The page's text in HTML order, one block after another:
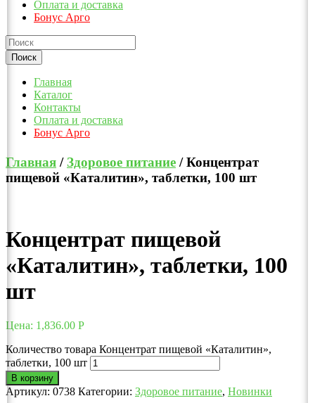
Оплата и доставка
Бонус Арго
Главная
Каталог
Контакты
Оплата и доставка
Бонус Арго
Главная / Здоровое питание / Концентрат
пищевой «Каталитин», таблетки, 100 шт
Концентрат пищевой
«Каталитин», таблетки, 100
шт
Цена: 1,836.00 Р
Количество товара Концентрат пищевой «Каталитин»,
таблетки, 100 шт
В корзину
Артикул: 0738 Категории: Здоровое питание, Новинки